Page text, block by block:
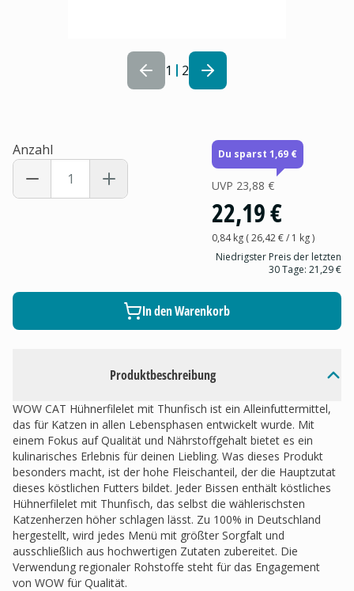
1 2
Produktbeschreibung
WOW CAT Hühnerfilelet mit Thunfisch ist ein Alleinfuttermittel,
das für Katzen in allen Lebensphasen entwickelt wurde. Mit
einem Fokus auf Qualität und Nährstoffgehalt bietet es ein
kulinarisches Erlebnis für deinen Liebling. Was dieses Produkt
besonders macht, ist der hohe Fleischanteil, der die Hauptzutat
dieses köstlichen Futters bildet. Jeder Bissen enthält köstliches
Hühnerfilelet mit Thunfisch, das selbst die wählerischsten
Katzenherzen höher schlagen lässt. Zu 100% in Deutschland
hergestellt, wird jedes Menü mit größter Sorgfalt und
ausschließlich aus hochwertigen Zutaten zubereitet. Die
Verwendung regionaler Rohstoffe steht für das Engagement
von WOW für Qualität.
Anzahl Du sparst 1,69 €
UVP 23,88 €
22,19 €
0,84 kg(26,42 €/ 1 kg)
Niedrigster Preis der letzten
30 Tage: 21,29 €
In den Warenkorb